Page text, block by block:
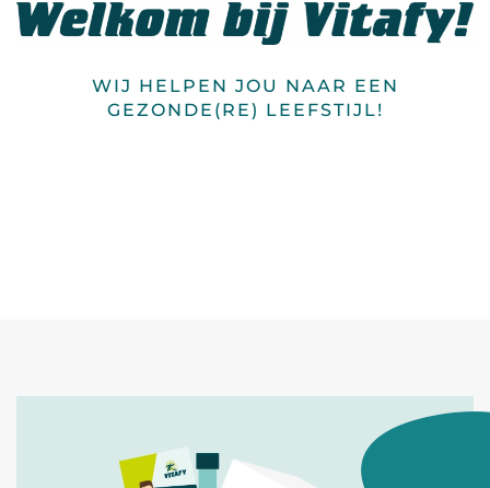
WIJ HELPEN JOU NAAR EEN
GEZONDE(RE) LEEFSTIJL!